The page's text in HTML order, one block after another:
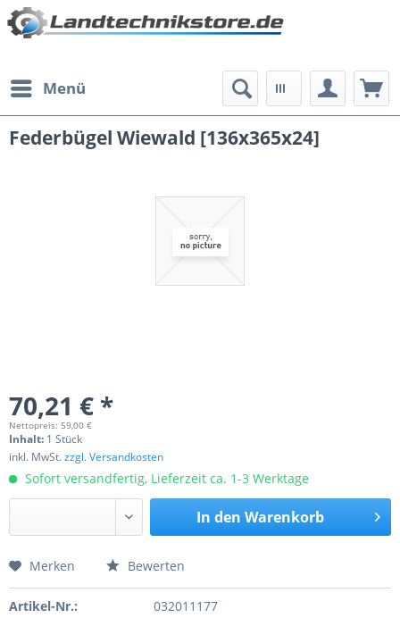
Menü
Federbügel Wiewald [136x365x24]
70,21 € *
Nettopreis: 59,00 €
Inhalt: 1 Stück
inkl. MwSt.zzgl. Versandkosten
Sofort versandfertig, Lieferzeit ca. 1-3 Werktage
In den Warenkorb
Preis anfragen
Merken Bewerten
Artikel-Nr.: 032011177